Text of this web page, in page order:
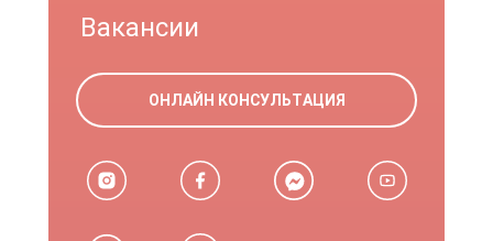
Вакансии
ОНЛАЙН КОНСУЛЬТАЦИЯ